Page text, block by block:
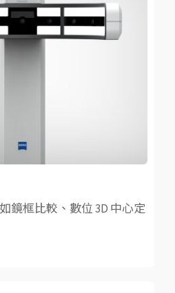
鏡框比較、數位 3D 中心定